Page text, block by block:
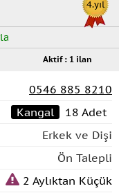
4.yıl
Aktif : 1 ilan
0546 885 8210
Kangal
18 Adet
Erkek ve Dişi
Ön Talepli
2 Aylıktan Küçük